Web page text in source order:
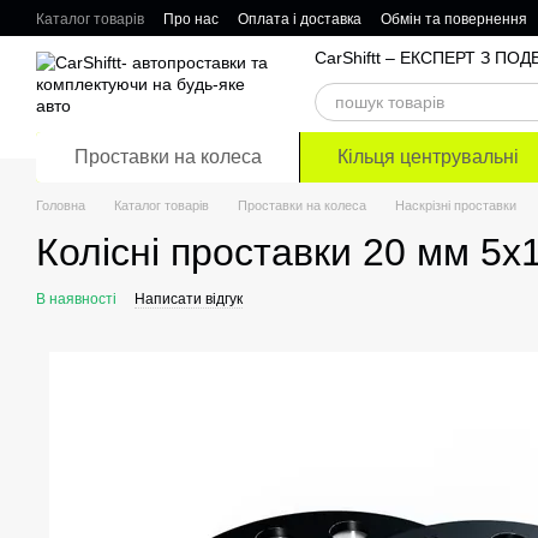
Перейти до основного контенту
Каталог товарів Про нас Оплата і доставка
Обмін та повернення
CarShiftt – ЕКСПЕРТ З
Проставки на колеса Кільця центрувальні
Головна Каталог товарів Проставки на колеса Наскрізні проставки
Колісні проставки 20 мм
В наявності Написати відгук